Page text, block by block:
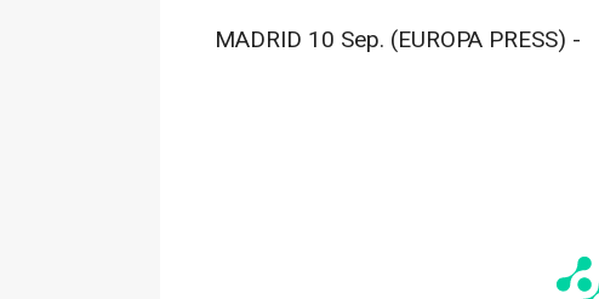
MADRID 10 Sep. (EUROPA PRESS) -